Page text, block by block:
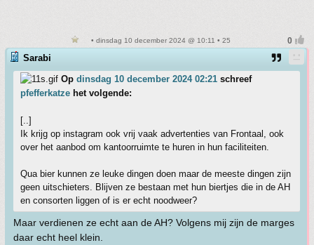
• dinsdag 10 december 2024 @ 10:11 • 25
Sarabi
Op dinsdag 10 december 2024 02:21 schreef
pfefferkatze het volgende:
[..]
Ik krijg op instagram ook vrij vaak advertenties van Frontaal, ook
over het aanbod om kantoorruimte te huren in hun faciliteiten.
Qua bier kunnen ze leuke dingen doen maar de meeste dingen zijn
geen uitschieters. Blijven ze bestaan met hun biertjes die in de AH
en consorten liggen of is er echt noodweer?
Maar verdienen ze echt aan de AH? Volgens mij zijn de marges
daar echt heel klein.